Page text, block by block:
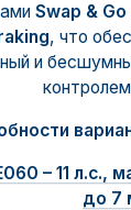
Swap & Go
, что
и
– 11 л.с.,
до 7